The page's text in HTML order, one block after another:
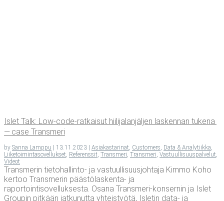
Islet Talk: Low-code-rat­kai­sut hii­li­ja­lan­jäl­jen las­ken­nan tuke­na
— case Transmeri
by Sanna Lamppu | 13.11.2023 | Asiakastarinat, Customers, Data & Analytiikka,
Liiketoimintasovellukset, Referenssit, Transmeri, Transmeri, Vastuullisuuspalvelut,
Videot
Transmerin tietohallinto- ja vastuullisuusjohtaja Kimmo Koho
kertoo Transmerin päästölaskenta- ja
raportointisovelluksesta. Osana Transmeri-konsernin ja Islet
Groupin pitkään jatkunutta yhteistyötä, Isletin data- ja